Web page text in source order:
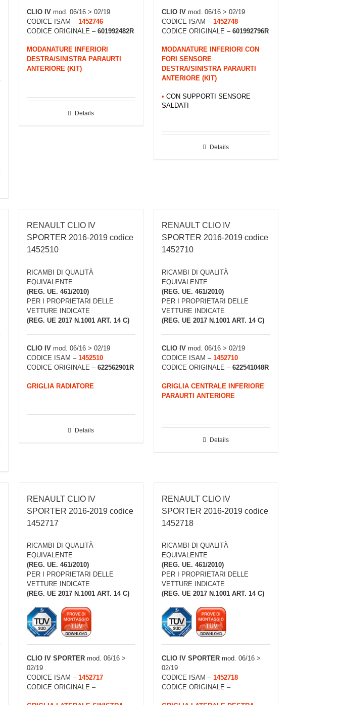
CLIO IVmod. 06/16 > 02/19
CODICE ISAM – 1452746
CODICE ORIGINALE – 601992482R
MODANATURE INFERIORI
DESTRA/SINISTRA PARAURTI
ANTERIORE (KIT)
Details
CLIO IVmod. 06/16 > 02/19
CODICE ISAM – 1452748
CODICE ORIGINALE – 601992796R
MODANATURE INFERIORI CON
FORI SENSORE
DESTRA/SINISTRA PARAURTI
ANTERIORE (KIT)
• CON SUPPORTI SENSORE
SALDATI
Details
RENAULT CLIO IV
SPORTER 2016-2019 codice
1452510
RICAMBI DI QUALITÀ
EQUIVALENTE
(REG. UE. 461/2010)
PER I PROPRIETARI DELLE
VETTURE INDICATE
(REG. UE 2017 N.1001 ART. 14 C)
CLIO IVmod. 06/16 > 02/19
CODICE ISAM – 1452510
CODICE ORIGINALE – 622562901R
GRIGLIA RADIATORE
Details
RENAULT CLIO IV
SPORTER 2016-2019 codice
1452710
RICAMBI DI QUALITÀ
EQUIVALENTE
(REG. UE. 461/2010)
PER I PROPRIETARI DELLE
VETTURE INDICATE
(REG. UE 2017 N.1001 ART. 14 C)
CLIO IVmod. 06/16 > 02/19
CODICE ISAM – 1452710
CODICE ORIGINALE – 622541048R
GRIGLIA CENTRALE INFERIORE
PARAURTI ANTERIORE
Details
RENAULT CLIO IV
SPORTER 2016-2019 codice
1452717
RICAMBI DI QUALITÀ
EQUIVALENTE
(REG. UE. 461/2010)
PER I PROPRIETARI DELLE
VETTURE INDICATE
(REG. UE 2017 N.1001 ART. 14 C)
CLIO IV SPORTERmod. 06/16 >
02/19
CODICE ISAM – 1452717
CODICE ORIGINALE –
RENAULT CLIO IV
SPORTER 2016-2019 codice
1452718
RICAMBI DI QUALITÀ
EQUIVALENTE
(REG. UE. 461/2010)
PER I PROPRIETARI DELLE
VETTURE INDICATE
(REG. UE 2017 N.1001 ART. 14 C)
CLIO IV SPORTERmod. 06/16 >
02/19
CODICE ISAM – 1452718
CODICE ORIGINALE –